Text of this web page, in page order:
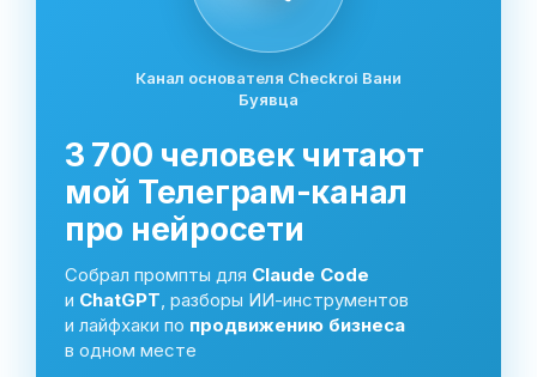
Канал основателя Checkroi Вани
Буявца
3 700 человек читают
мой Телеграм-канал
про нейросети
Собрал промпты для Claude Code
и ChatGPT , разборы ИИ-инструментов
и лайфхаки по продвижению бизнеса
в одном месте